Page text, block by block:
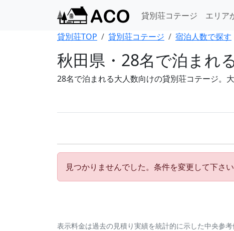
貸別荘コテージ エリア
貸別荘TOP
貸別荘コテージ 宿泊人数で探す
秋田県・28名で泊まれ
28名で泊まれる大人数向けの貸別荘コテージ。
見つかりませんでした。条件を変更して下さ
表示料金は過去の見積り実績を統計的に示した中央参